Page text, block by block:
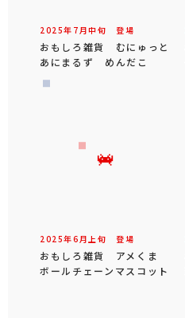
2025年 7 月中旬 登場
おもしろ雑貨 むにゅっと
あにまるず めんだこ
2025年6 月 上旬 登場
おもしろ雑貨 アメくま
ボールチェーンマスコット